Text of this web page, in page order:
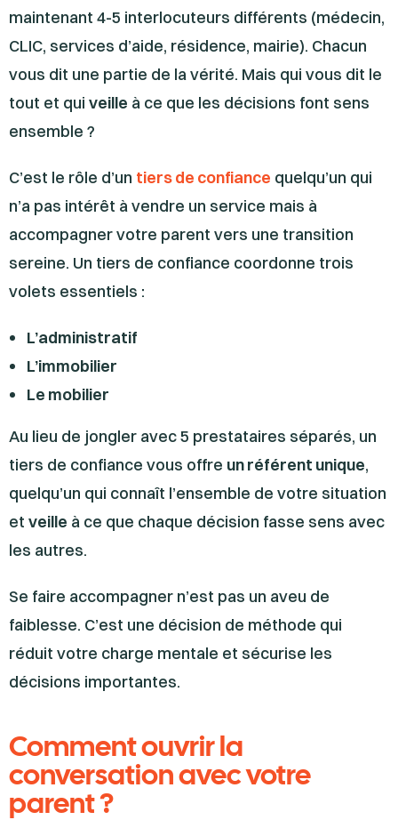
maintenant 4-5 interlocuteurs différents (médecin,
CLIC, services d’aide, résidence, mairie). Chacun
vous dit une partie de la vérité. Mais qui vous dit le
tout et qui veille à ce que les décisions font sens
ensemble ?
C’est le rôle d’un tiers de confiance quelqu’un qui
n’a pas intérêt à vendre un service mais à
accompagner votre parent vers une transition
sereine. Un tiers de confiance coordonne trois
volets essentiels :
L’administratif
L’immobilier
Le mobilier
Au lieu de jongler avec 5 prestataires séparés, un
tiers de confiance vous offre un référent unique,
quelqu’un qui connaît l’ensemble de votre situation
et veille à ce que chaque décision fasse sens avec
les autres.
Se faire accompagner n’est pas un aveu de
faiblesse. C’est une décision de méthode qui
réduit votre charge mentale et sécurise les
décisions importantes.
Comment ouvrir la
conversation avec votre
parent ?